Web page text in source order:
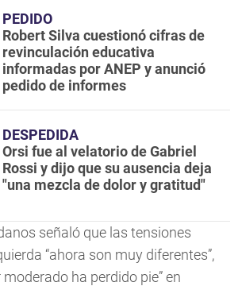
PEDIDO
Robert Silva cuestionó cifras de
revinculación educativa
informadas por ANEP y anunció
pedido de informes
DESPEDIDA
Orsi fue al velatorio de Gabriel
Rossi y dijo que su ausencia deja
"una mezcla de dolor y gratitud"
señaló que las tensiones
“ahora son muy diferentes”,
moderado ha perdido pie” en